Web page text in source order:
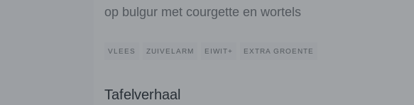
op bulgur met courgette en wortels
VLEES ZUIVELARM EIWIT+ EXTRA GROENTE
Tafelverhaal